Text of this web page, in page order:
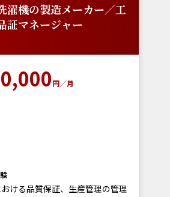
濯機の製造メーカー／工
証マネージャー
円／月
ける品質保証、生産管理の管理